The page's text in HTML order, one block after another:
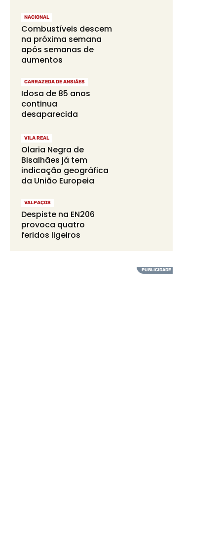
NACIONAL
Combustíveis descem
na próxima semana
após semanas de
aumentos
CARRAZEDA DE ANSIÃES
Idosa de 85 anos
continua
desaparecida
VILA REAL
Olaria Negra de
Bisalhães já tem
indicação geográfica
da União Europeia
VALPAÇOS
Despiste na EN206
provoca quatro
feridos ligeiros